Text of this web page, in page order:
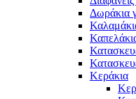
Δωράκια
Κεράκια